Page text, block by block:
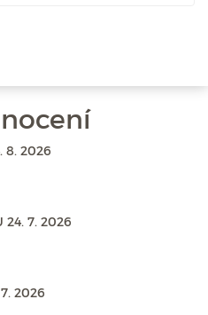
8. 2026
24. 7. 2026
7. 2026